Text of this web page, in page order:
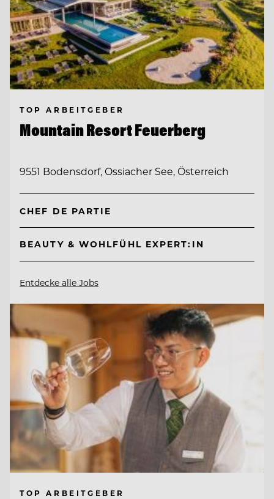
TOP ARBEITGEBER
Mountain Resort Feuerberg
9551 Bodensdorf, Ossiacher See, Österreich
CHEF DE PARTIE
BEAUTY & WOHLFÜHL EXPERT:IN
Entdecke alle Jobs
TOP ARBEITGEBER